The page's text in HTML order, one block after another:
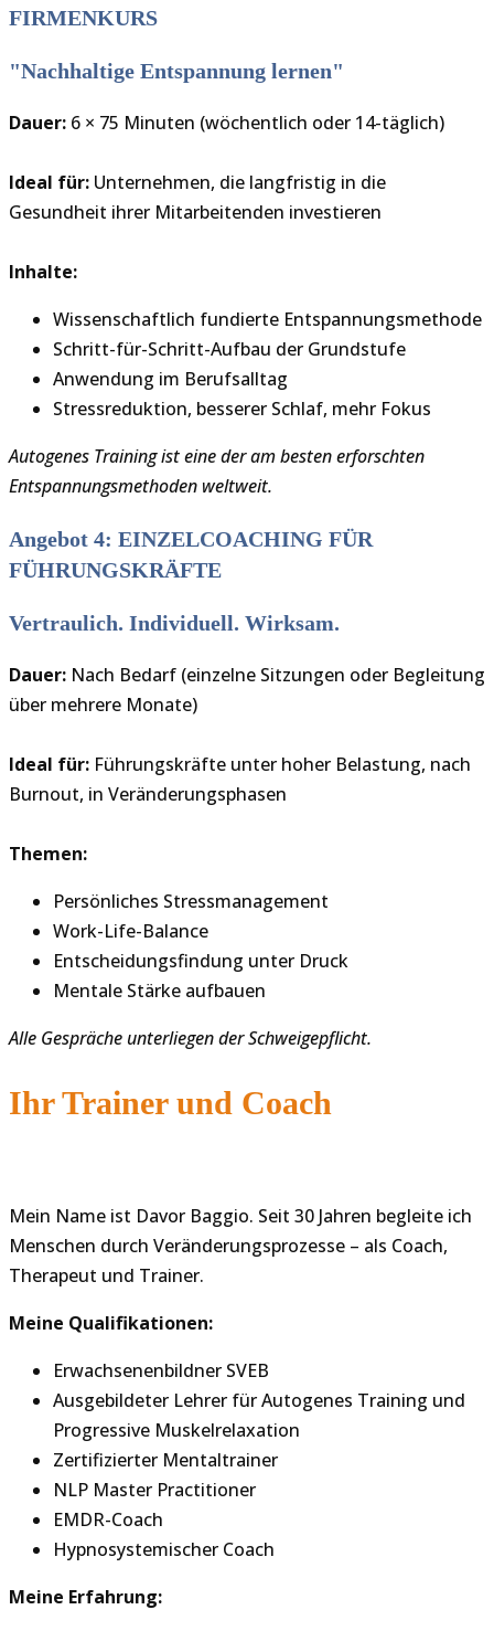
FIRMENKURS
"Nachhaltige Entspannung lernen"
Dauer: 6 × 75 Minuten (wöchentlich oder 14-täglich)
Ideal für: Unternehmen, die langfristig in die
Gesundheit ihrer Mitarbeitenden investieren
Inhalte:
Wissenschaftlich fundierte Entspannungsmethode
Schritt-für-Schritt-Aufbau der Grundstufe
Anwendung im Berufsalltag
Stressreduktion, besserer Schlaf, mehr Fokus
Autogenes Training ist eine der am besten erforschten
Entspannungsmethoden weltweit.
Angebot 4: EINZELCOACHING FÜR
FÜHRUNGSKRÄFTE
Vertraulich. Individuell. Wirksam.
Dauer: Nach Bedarf (einzelne Sitzungen oder Begleitung
über mehrere Monate)
Ideal für: Führungskräfte unter hoher Belastung, nach
Burnout, in Veränderungsphasen
Themen:
Persönliches Stressmanagement
Work-Life-Balance
Entscheidungsfindung unter Druck
Mentale Stärke aufbauen
Alle Gespräche unterliegen der Schweigepflicht.
Ihr Trainer und Coach
Mein Name ist Davor Baggio. Seit 30 Jahren begleite ich
Menschen durch Veränderungsprozesse – als Coach,
Therapeut und Trainer.
Meine Qualifikationen:
Erwachsenenbildner SVEB
Ausgebildeter Lehrer für Autogenes Training und
Progressive Muskelrelaxation
Zertifizierter Mentaltrainer
NLP Master Practitioner
EMDR-Coach
Hypnosystemischer Coach
Meine Erfahrung: